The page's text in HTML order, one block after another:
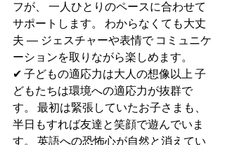
フが、 一人ひとりのペースに合わせて
サポートします。 わからなくても大丈
夫 — ジェスチャーや表情で コミュニケ
ーションを取りながら楽しめます。
✔ 子どもの適応力は大人の想像以上 子
どもたちは環境への適応力が抜群で
す。 最初は緊張していたお子さまも、
半日もすれば友達と笑顔で遊んでいま
す。 英語への恐怖心が自然と消えてい